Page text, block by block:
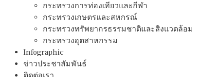
กระทรวงการท่องเทียวและกีฬา
กระทรวงเกษตรและสหกรณ์
กระทรวงทรัพยากรธรรมชาติและสิงแวดล้อม
กระทรวงอุตสาหกรรม
Infographic
ข่าวประชาสัมพันธ์